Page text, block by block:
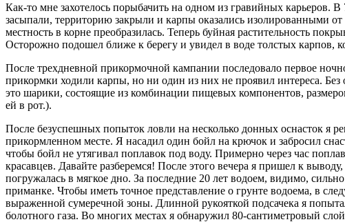
Как-то мне захотелось порыбачить на одном из гравийных карьеров.
засыпали, территорию закрыли и карпы оказались изолированными
мест­ность в корне преобразилась. Теперь буйная растительность
Осторожно подошел ближе к берегу и увидел в воде толстых карпов,
После трехдневной прикормочной кампании последовало пер­вое
прикормки ходили карпы, но ни один из них не проявил интере­са.
это шарики, состоящие из комбинации пищевых компонентов,
ей в рот.).
После безуспешных попыток ло­вли на несколько донных осна­сток я
прикормленном месте. Я насадил один бойл на крючок и забросил
чтобы бойл не утягивал поплавок под воду. Примерно через час
красавцев. Давайте разберемся! После этого вечера я пришел к
погружалась в мягкое дно. За последние 20 лет водоем, видимо,
приманке. Чтобы иметь точное представление о грунте водоема, в
вы­раженной сумеречной зоны. Длинной рукояткой подсачека я
болотного газа. Во многих местах я обнаружил 80-сантиметровый